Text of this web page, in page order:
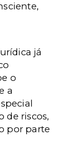
já
o
a
de riscos,
por parte